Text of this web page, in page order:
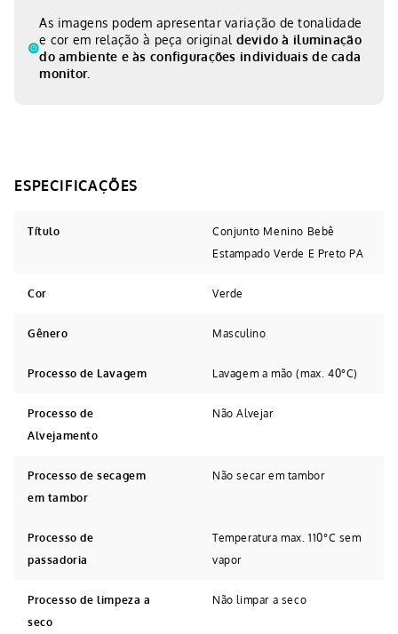
As imagens podem apresentar variação de tonalidade
e cor em relação à peça original devido à iluminação
do ambiente e às configurações individuais de cada
monitor.
Título
Conjunto Menino Bebê
Estampado Verde E Preto PA
Cor Verde
Gênero Masculino
Processo de Lavagem Lavagem a mão (max. 40°C)
Processo de
Alvejamento
Não Alvejar
Processo de secagem
em tambor
Não secar em tambor
Processo de
passadoria
Temperatura max. 110°C sem
vapor
Processo de limpeza a
seco
Não limpar a seco